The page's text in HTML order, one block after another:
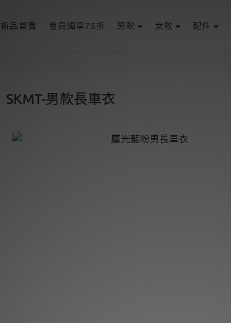
新品首賣 會員獨享75折 男款 女款 配件
SKMT-男款長車衣